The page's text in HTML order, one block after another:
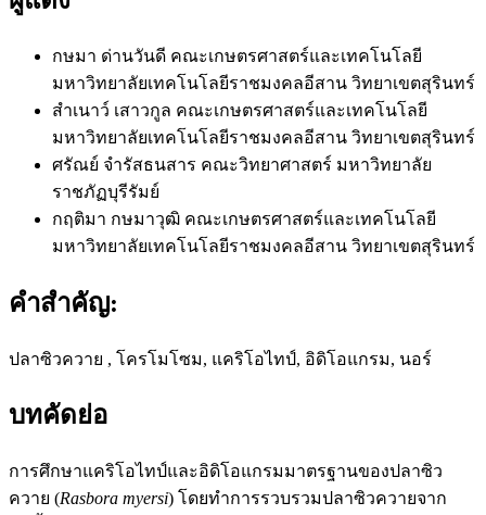
กษมา ด่านวันดี คณะเกษตรศาสตร์และเทคโนโลยี
มหาวิทยาลัยเทคโนโลยีราชมงคลอีสาน วิทยาเขตสุรินทร์
สำเนาว์ เสาวกูล คณะเกษตรศาสตร์และเทคโนโลยี
มหาวิทยาลัยเทคโนโลยีราชมงคลอีสาน วิทยาเขตสุรินทร์
ศรัณย์ จำรัสธนสาร คณะวิทยาศาสตร์ มหาวิทยาลัย
ราชภัฏบุรีรัมย์
กฤติมา กษมาวุฒิ คณะเกษตรศาสตร์และเทคโนโลยี
มหาวิทยาลัยเทคโนโลยีราชมงคลอีสาน วิทยาเขตสุรินทร์
คำสำคัญ:
ปลาซิวควาย , โครโมโซม, แคริโอไทป์, อิดิโอแกรม, นอร์
บทคัดย่อ
การศึกษาแคริโอไทป์และอิดิโอแกรมมาตรฐานของปลาซิว
ควาย (Rasbora myersi) โดยทำการรวบรวมปลาซิวควายจาก